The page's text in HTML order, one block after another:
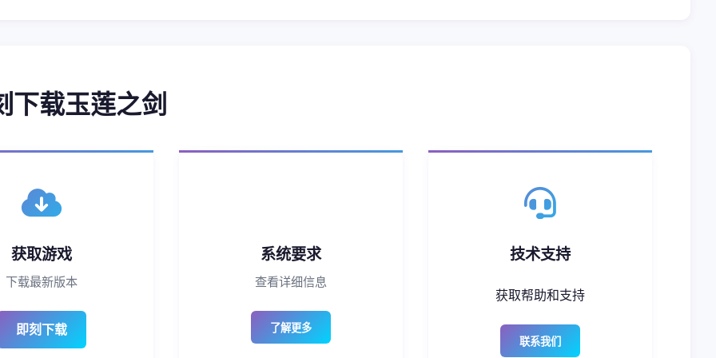
载玉莲之剑
获取游戏
下载最新版本
即刻下载
系统要求
查看详细信息
了解更多
技术支持
获取帮助和支持
联系我们